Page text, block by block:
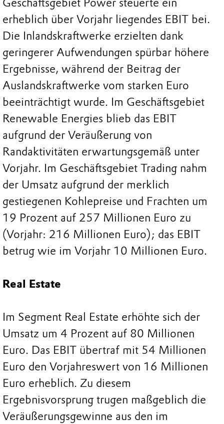
Geschäftsgebiet Power steuerte ein
erheblich über Vorjahr liegendes EBIT bei.
Die Inlandskraftwerke erzielten dank
geringerer Aufwendungen spürbar höhere
Ergebnisse, während der Beitrag der
Auslandskraftwerke vom starken Euro
beeinträchtigt wurde. Im Geschäftsgebiet
Renewable Energies blieb das EBIT
aufgrund der Veräußerung von
Randaktivitäten erwartungsgemäß unter
Vorjahr. Im Geschäftsgebiet Trading nahm
der Umsatz aufgrund der merklich
gestiegenen Kohlepreise und Frachten um
19 Prozent auf 257 Millionen Euro zu
(Vorjahr: 216 Millionen Euro); das EBIT
betrug wie im Vorjahr 10 Millionen Euro.
Real Estate
Im Segment Real Estate erhöhte sich der
Umsatz um 4 Prozent auf 80 Millionen
Euro. Das EBIT übertraf mit 54 Millionen
Euro den Vorjahreswert von 16 Millionen
Euro erheblich. Zu diesem
Ergebnisvorsprung trugen maßgeblich die
Veräußerungsgewinne aus den im